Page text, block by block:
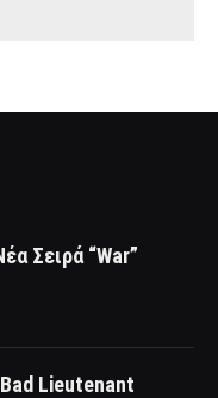
Σειρά “War”
Lieutenant